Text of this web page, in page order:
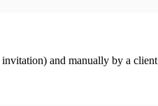
and manually by a client